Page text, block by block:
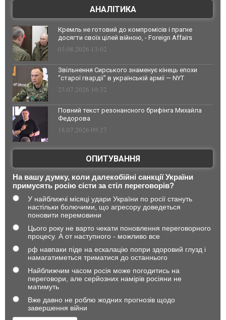
АНАЛІТИКА
Кремль не готовий до компромісів і прагне
досягти своїх цілей війною, - Foreign Affairs
03.08.2026 13:02
Звільнення Сирського знаменує кінець епохи
"старої гвардії" в українській армії — NYT
23.07.2026 10:32
Повний текст резонансного брифінга Михайла
Федорова
18.07.2026 09:27
ОПИТУВАННЯ
На вашу думку, коли далекобійні санкції України
примусять росію сісти за стіл переговорів?
У найближчі місяці удари України по росії стануть
настільки болючими, що агресору доведеться
поновити перемовини
Цього року не варто чекати поновлення переговорного
процесу. А от наступного - можливо все
рф навпаки піде на ескалацію попри здоровий глузд і
намагатиметься триматися до останнього
Найближчим часом росія може погодитись на
переговори, але серйозних намірів росіяни не
матимуть
Вже давно не роблю жодних прогнозів щодо
завершення війни